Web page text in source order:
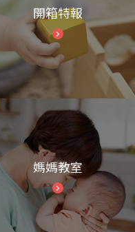
開箱特報
媽媽教室